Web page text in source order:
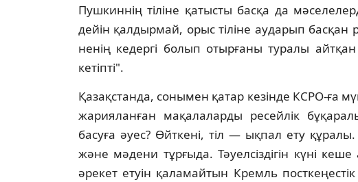
Пушкиннiң тiлiне қатысты басқа да
дейiн қалдырмай, орыс тiлiне аударып басқан
ненiң кедергi болып отырғаны туралы
кетiптi".
Қазақстанда, сонымен қатар кезiнде КСРО-ға
жарияланған мақалаларды ресейлiк
басуға әуес? Өйткенi, тiл — ықпал ету
және мәдени тұрғыда. Тәуелсiздiгiн күнi
әрекет етуiн қаламайтын Кремль